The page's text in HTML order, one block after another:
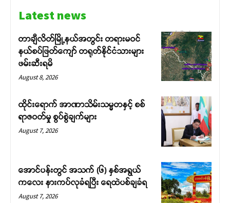
Latest news
တာချီလိတ်မြို့နယ်အတွင်း တရားမဝင်
နယ်စပ်ဖြတ်ကျော် တရုတ်နိုင်ငံသားများ
ဖမ်းဆီးရမိ
August 8, 2026
ထိုင်းရောက် အာဏာသိမ်းသမ္မတနှင့် စစ်
ရာဇဝတ်မှု စွပ်စွဲချက်များ
August 7, 2026
အောင်ပန်းတွင် အသက် (၆) နှစ်အရွယ်
ကလေး နားကပ်လုခံရပြီး ရေထဲပစ်ချခံရ
August 7, 2026